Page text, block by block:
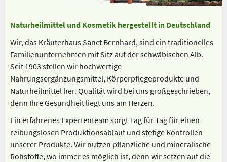
Naturheilmittel und Kosmetik hergestellt in Deutschland
Wir, das Kräuterhaus Sanct Bernhard, sind ein traditionelles
Familienunternehmen mit Sitz auf der schwäbischen Alb.
Seit 1903 stellen wir hochwertige
Nahrungsergänzungsmittel, Körperpflegeprodukte und
Naturheilmittel her. Qualität wird bei uns großgeschrieben,
denn Ihre Gesundheit liegt uns am Herzen.
Ein erfahrenes Expertenteam sorgt Tag für Tag für einen
reibungslosen Produktionsablauf und stetige Kontrollen
unserer Produkte. Wir nutzen pflanzliche und mineralische
Rohstoffe, wo immer es möglich ist, denn wir setzen auf die